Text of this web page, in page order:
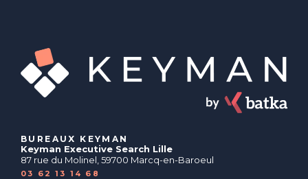
BUREAUX KEYMAN
Keyman Executive Search Lille
87 rue du Molinel, 59700 Marcq-en-Baroeul
03 62 13 14 68